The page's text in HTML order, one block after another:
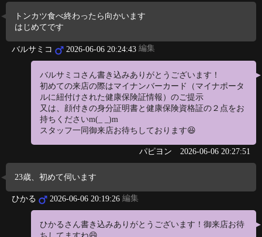
トンカツ食べ終わったら向かいます
はじめてです
バルサミコ 2026-06-06 20:24:43 編集
バルサミコさん書き込みありがとうございます！
初めての来店の際はマイナンバーカード（マイナポータ
ルに紐付けされた健康保険証情報）のご提示
又は、顔付きの身分証明書と健康保険資格証の２点をお
持ちくださいm(_ _)m
スタッフ一同御来店お待ちしております😆
パピヨン 2026-06-06 20:27:51
23歳、初めて伺います
ひかる 2026-06-06 20:19:26 編集
ひかるさん書き込みありがとうございます！御来店お待